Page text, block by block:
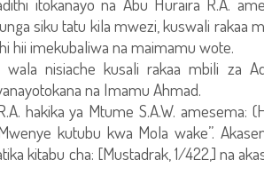
siku tatu kila mwezi, kuswali rakaa
hii imekubaliwa na maimamu wote.
wala nisiache kusali rakaa mbili za
na Imamu Ahmad.
hakika ya Mtume S.A.W. amesema:
kutubu kwa Mola wake”.
kitabu cha: [Mustadrak, 1/422,] na